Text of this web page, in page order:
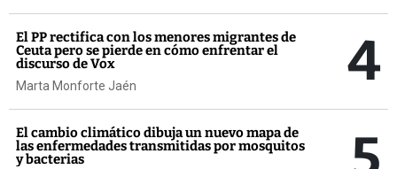
El PP rectifica con los menores migrantes de
Ceuta pero se pierde en cómo enfrentar el
discurso de Vox
Marta Monforte Jaén 4
El cambio climático dibuja un nuevo mapa de
las enfermedades transmitidas por mosquitos
y bacterias